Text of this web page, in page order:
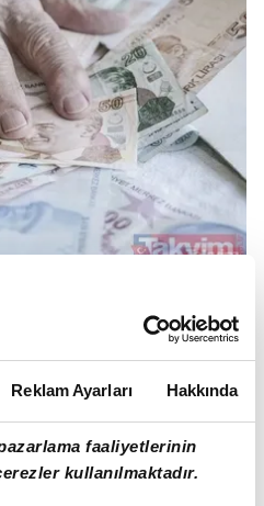
Reklam Ayarları Hakkında
faaliyetlerinin
kullanılmaktadır.
ardından 'başvur'
SGK'ya gönderilecek.